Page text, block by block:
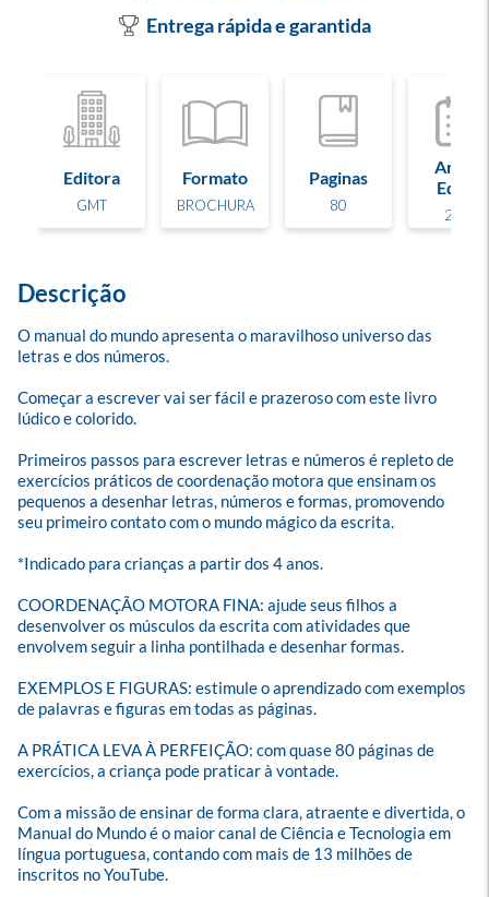
Entrega rápida e garantida
Editora
GMT
Formato
BROCHURA
Paginas
80
Ano de
Edição
2020
Descrição
O manual do mundo apresenta o maravilhoso universo das
letras e dos números.
Começar a escrever vai ser fácil e prazeroso com este livro
lúdico e colorido.
Primeiros passos para escrever letras e números é repleto de
exercícios práticos de coordenação motora que ensinam os
pequenos a desenhar letras, números e formas, promovendo
seu primeiro contato com o mundo mágico da escrita.
*Indicado para crianças a partir dos 4 anos.
COORDENAÇÃO MOTORA FINA: ajude seus filhos a
desenvolver os músculos da escrita com atividades que
envolvem seguir a linha pontilhada e desenhar formas.
EXEMPLOS E FIGURAS: estimule o aprendizado com exemplos
de palavras e figuras em todas as páginas.
A PRÁTICA LEVA À PERFEIÇÃO: com quase 80 páginas de
exercícios, a criança pode praticar à vontade.
Com a missão de ensinar de forma clara, atraente e divertida, o
Manual do Mundo é o maior canal de Ciência e Tecnologia em
língua portuguesa, contando com mais de 13 milhões de
inscritos no YouTube.